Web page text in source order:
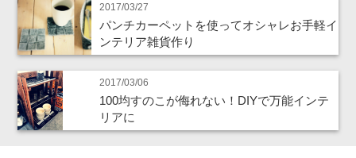
2017/03/27
パンチカーペットを使ってオシャレお手軽イ
ンテリア雑貨作り
2017/03/06
100均すのこが侮れない！DIYで万能インテ
リアに